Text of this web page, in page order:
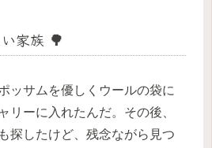
家族 🌳
ッサムを優しくウールの袋に
リーに入れたんだ。その後、
探したけど、残念ながら見つ